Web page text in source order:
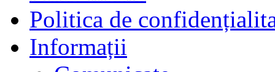
Politica de
Informații